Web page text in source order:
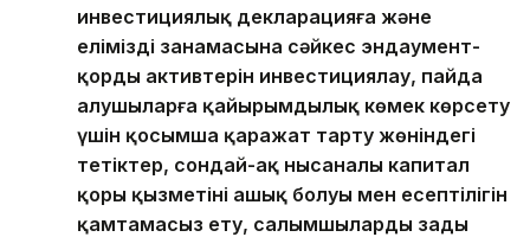
инвестициялық декларацияға және
еліміздің заңнамасына сәйкес эндаумент-
қордың активтерін инвестициялау, пайда
алушыларға қайырымдылық көмек көрсету
үшін қосымша қаражат тарту жөніндегі
тетіктер, сондай-ақ нысаналы капитал
қоры қызметінің ашық болуы мен есептілігін
қамтамасыз ету, салымшылардың заңды